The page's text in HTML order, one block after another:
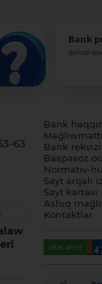
Bank
qollap-
63
Bank
Bank
Baspasóz
Normativ-
Sayt arqalı
Sayt kartası
Ashıq
Kontaktlar